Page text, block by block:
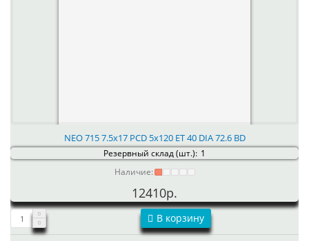
NEO 715 7.5x17 PCD 5x120 ET 40 DIA 72.6 BD
Резервный склад (шт.): 1
Наличие:
12410р.
В корзину